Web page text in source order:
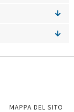
MAPPA DEL SITO